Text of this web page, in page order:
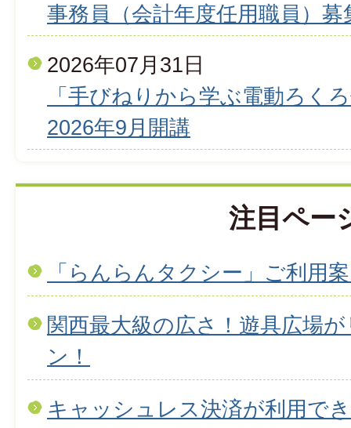
事務員（会計年度任用職員）募
2026年07月31日
「手びねりから学ぶ電動ろく
2026年9月開講
注目ペー
「らんらんタクシー」ご利用
関西最大級の広さ！遊具広場
ン！
キャッシュレス決済が利用で